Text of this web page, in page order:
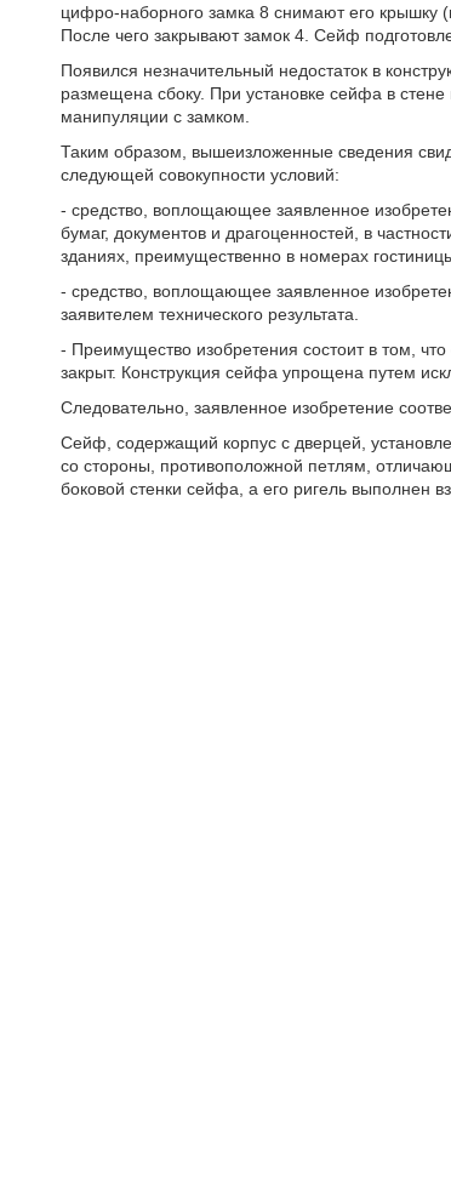
цифро-наборного замка 8 снимают его крышку
После чего закрывают замок 4. Сейф
Появился незначительный недостаток в
размещена сбоку. При установке сейфа в
манипуляции с замком.
Таким образом, вышеизложенные сведения
следующей совокупности условий:
- средство, воплощающее заявленное
бумаг, документов и драгоценностей, в
зданиях, преимущественно в номерах
- средство, воплощающее заявленное
заявителем технического результата.
- Преимущество изобретения состоит в том,
закрыт. Конструкция сейфа упрощена путем
Следовательно, заявленное изобретение
Сейф, содержащий корпус с дверцей,
со стороны, противоположной петлям,
боковой стенки сейфа, а его ригель выполнен